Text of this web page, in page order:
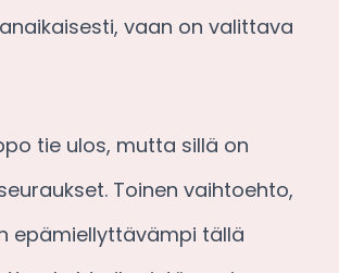
vaan on valittava
tie ulos, mutta sillä on
Toinen vaihtoehto,
epämiellyttävämpi tällä